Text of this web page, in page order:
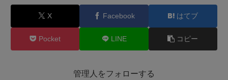
X Facebook はてブ
Pocket LINE コピー
管理人をフォローする